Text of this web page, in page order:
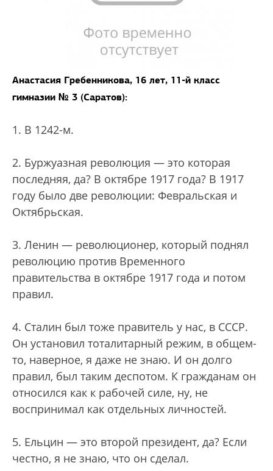
Анастасия Гребенникова, 16 лет, 11-й класс
гимназии № 3 (Саратов):
1. В 1242-м.
2. Буржуазная революция — это которая
последняя, да? В октябре 1917 года? В 1917
году было две революции: Февральская и
Октябрьская.
3. Ленин — революционер, который поднял
революцию против Временного
правительства в октябре 1917 года и потом
правил.
4. Сталин был тоже правитель у нас, в СССР.
Он установил тоталитарный режим, в общем-
то, наверное, я даже не знаю. И он долго
правил, был таким деспотом. К гражданам он
относился как к рабочей силе, ну, не
воспринимал как отдельных личностей.
5. Ельцин — это второй президент, да? Если
честно, я не знаю, что он сделал.